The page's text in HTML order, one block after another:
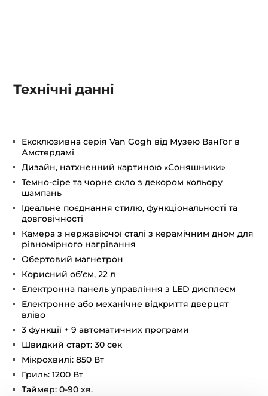
Технічні данні
Ексклюзивна серія Van Gogh від Музею ВанГог в
Амстердамі
Дизайн, натхненний картиною «Соняшники»
Темно-сіре та чорне скло з декором кольору
шампань
Ідеальне поєднання стилю, функціональності та
довговічності
Камера з нержавіючої сталі з керамічним дном для
рівномірного нагрівання
Обертовий магнетрон
Корисний об’єм, 22 л
Електронна панель управління з LED дисплеєм
Електронне або механічне відкриття дверцят
вліво
3 функції + 9 автоматичних програми
Швидкий старт: 30 сек
Мікрохвилі: 850 Вт
Гриль: 1200 Вт
Таймер: 0-90 хв.